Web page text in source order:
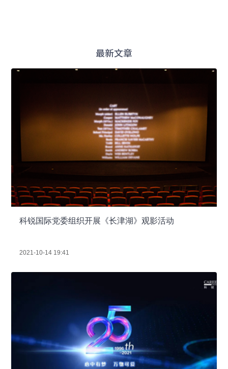
最新文章
科锐国际党委组织开展《长津湖》观影活动
2021-10-14 19:41